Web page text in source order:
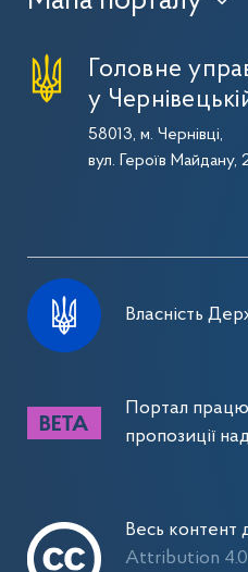
Головне
у
58013, м. Чернівці,
вул. Героїв Майдану,
Власність
Портал
пропозиції
Весь контент
Attribution